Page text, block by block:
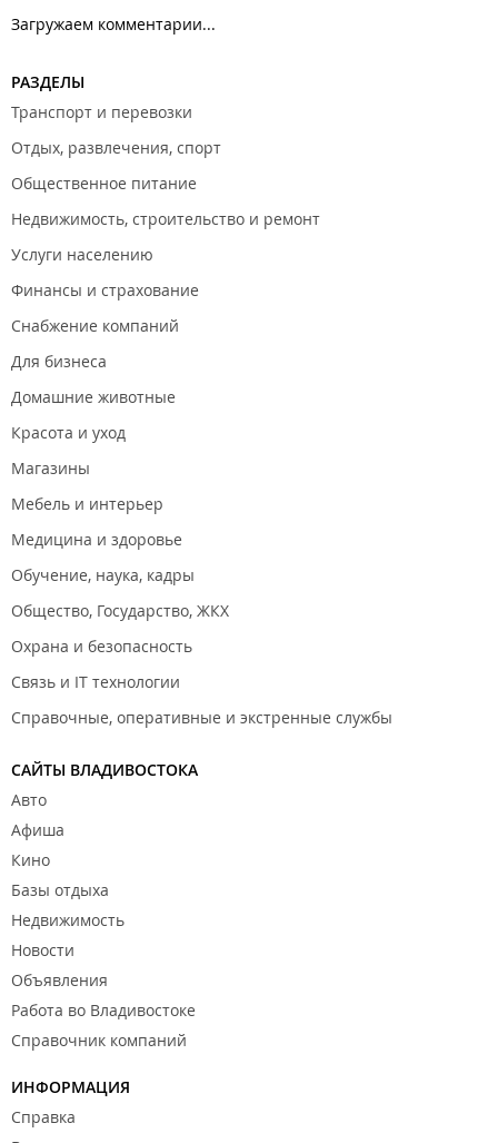
Загружаем комментарии...
РАЗДЕЛЫ
Транспорт и перевозки
Отдых, развлечения, спорт
Общественное питание
Недвижимость, строительство и ремонт
Услуги населению
Финансы и страхование
Снабжение компаний
Для бизнеса
Домашние животные
Красота и уход
Магазины
Мебель и интерьер
Медицина и здоровье
Обучение, наука, кадры
Общество, Государство, ЖКХ
Охрана и безопасность
Связь и IT технологии
Справочные, оперативные и экстренные службы
САЙТЫ ВЛАДИВОСТОКА
Авто
Афиша
Кино
Базы отдыха
Недвижимость
Новости
Объявления
Работа во Владивостоке
Справочник компаний
ИНФОРМАЦИЯ
Справка